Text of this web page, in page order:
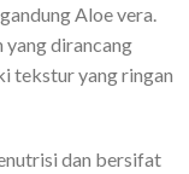
Aloe vera.
yang dirancang
tekstur yang ringan
dan bersifat